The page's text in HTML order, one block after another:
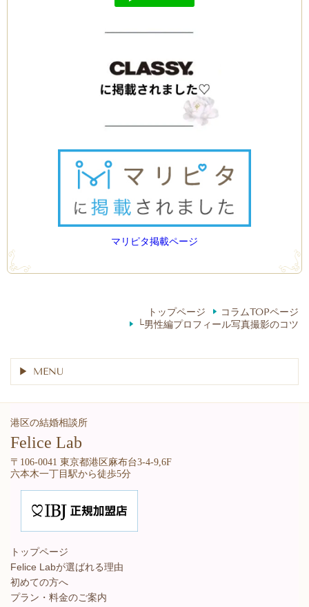
マリピタ掲載ページ
トップページ
コラムTOPページ
└男性編プロフィール写真撮影のコツ
MENU
港区の結婚相談所
Felice Lab
〒106-0041 東京都港区麻布台3-4-9,6F
六本木一丁目駅から徒歩5分
トップページ
Felice Labが選ばれる理由
初めての方へ
プラン・料金のご案内